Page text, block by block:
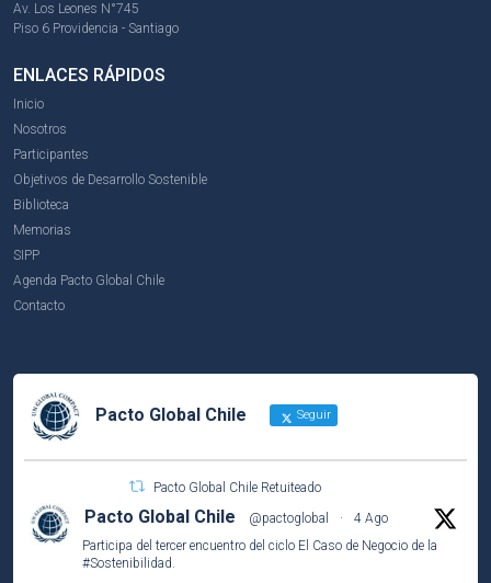
Av. Los Leones N°745
Piso 6 Providencia - Santiago
ENLACES RÁPIDOS
Inicio
Nosotros
Participantes
Objetivos de Desarrollo Sostenible
Biblioteca
Memorias
SIPP
Agenda Pacto Global Chile
Contacto
Pacto Global Chile Seguir
Pacto Global Chile Retuiteado
Pacto Global Chile @pactoglobal ·
4 Ago
Participa del tercer encuentro del ciclo El Caso de Negocio de la
#Sostenibilidad.